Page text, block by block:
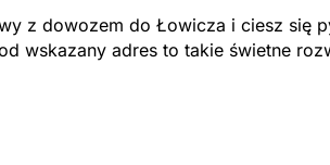
z dowozem do Łowicza i ciesz się
wskazany adres to takie świetne